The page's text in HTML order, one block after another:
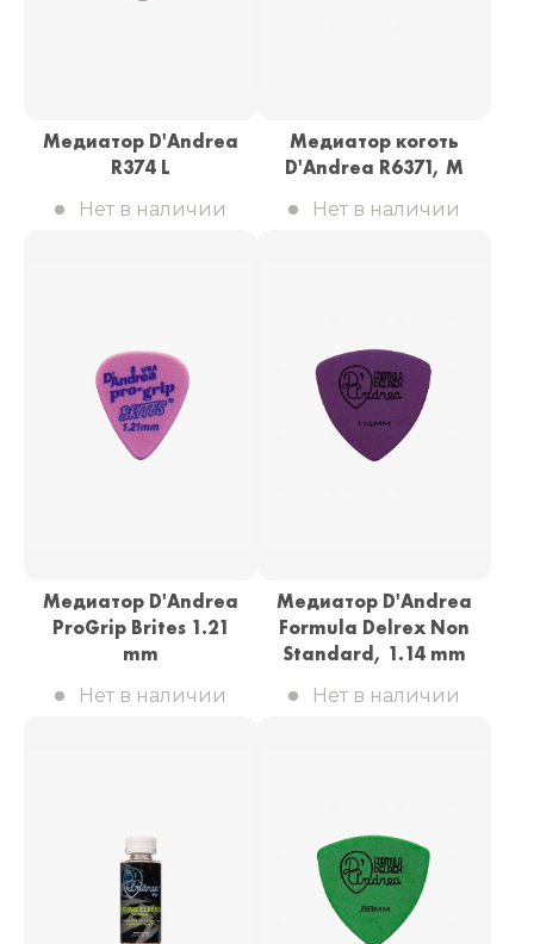
Медиатор D'Andrea
R374 L
Нет в наличии
Медиатор коготь
D'Andrea R6371, M
Нет в наличии
Медиатор D'Andrea
ProGrip Brites 1.21
mm
Нет в наличии
Медиатор D'Andrea
Formula Delrex Non
Standard, 1.14 mm
Нет в наличии